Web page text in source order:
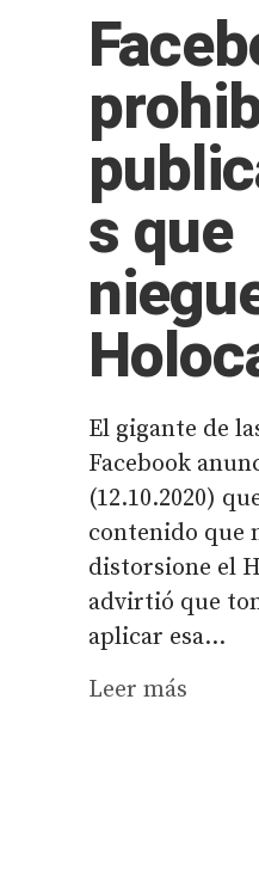
s que
El gigante de
Facebook
(12.10.2020)
contenido que
distorsione el
advirtió que
aplicar esa...
Leer más